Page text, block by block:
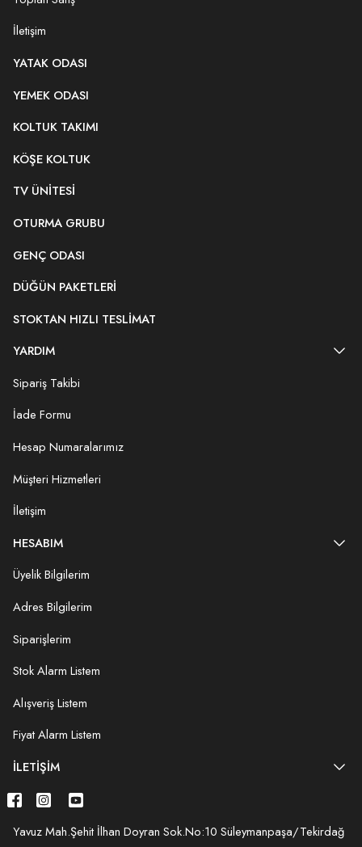
İletişim
YATAK ODASI
YEMEK ODASI
KOLTUK TAKIMI
KÖŞE KOLTUK
TV ÜNITESI
OTURMA GRUBU
GENÇ ODASI
DÜĞÜN PAKETLERI
STOKTAN HIZLI TESLIMAT
YARDIM
Sipariş Takibi
İade Formu
Hesap Numaralarımız
Müşteri Hizmetleri
İletişim
HESABIM
Üyelik Bilgilerim
Adres Bilgilerim
Siparişlerim
Stok Alarm Listem
Alışveriş Listem
Fiyat Alarm Listem
İLETIŞIM
Yavuz Mah.Şehit İlhan Doyran Sok.No:10 Süleymanpaşa/Tekirdağ